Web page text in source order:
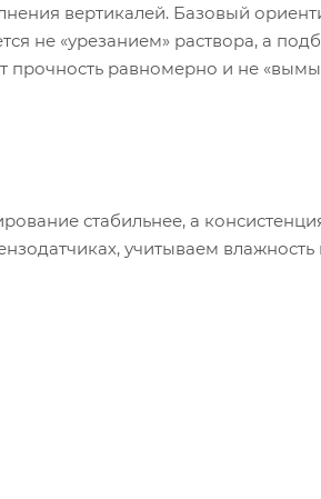
вертикалей. Базовый
не «урезанием» раствора, а
прочность равномерно и не
стабильнее, а
учитываем влажность